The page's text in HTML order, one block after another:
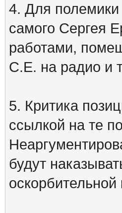
4. Для полемики
самого Сергея
работами,
С.Е. на радио и
5. Критика
ссылкой на те
будут
оскорбительной